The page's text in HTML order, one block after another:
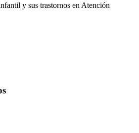
y sus trastornos en Atención